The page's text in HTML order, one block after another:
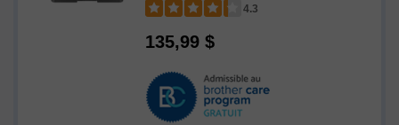
4.3
4.3
of
5
stars
135,99 $